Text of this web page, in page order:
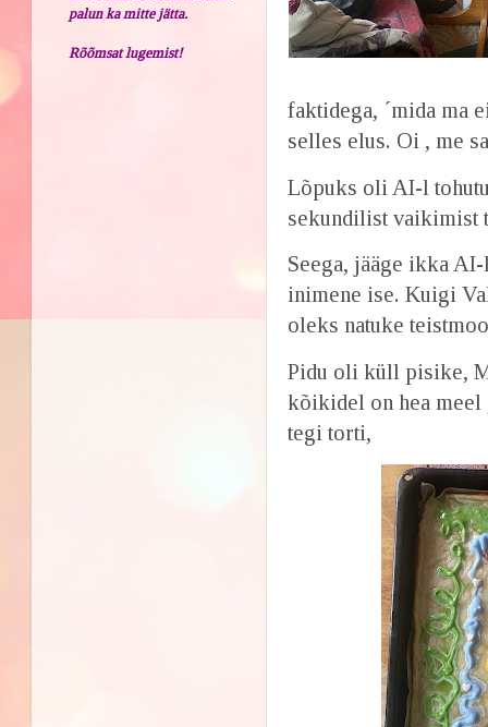
faktidega, ´mida ma
selles elus. Oi , me
Lõpuks oli AI-l
sekundilist vaikimist
Seega, jääge ikka
inimene ise. Kuigi
oleks natuke
Pidu oli küll pisike,
kõikidel on hea meel
tegi torti,
palun ka mitte jätta.
Rõõmsat lugemist!